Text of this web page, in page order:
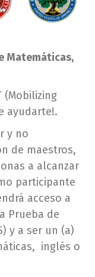
Matemáticas,
(Mobilizing
ayudarte!.
y no
de maestros,
a alcanzar
participante
acceso a
Prueba de
y a ser un (a)
inglés o